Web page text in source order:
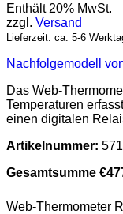
Enthält 20% MwSt.
zzgl. Versand
Lieferzeit: ca. 5-6
Nachfolgemodell
Das Web-
Temperaturen
einen digitalen
Artikelnummer:
Gesamtsumme €
Web-Thermometer